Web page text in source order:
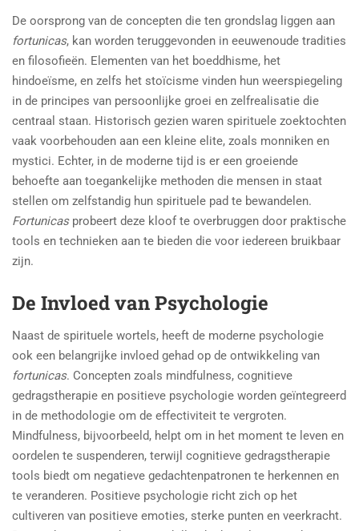
De oorsprong van de concepten die ten grondslag liggen aan
fortunicas, kan worden teruggevonden in eeuwenoude tradities
en filosofieën. Elementen van het boeddhisme, het
hindoeïsme, en zelfs het stoïcisme vinden hun weerspiegeling
in de principes van persoonlijke groei en zelfrealisatie die
centraal staan. Historisch gezien waren spirituele zoektochten
vaak voorbehouden aan een kleine elite, zoals monniken en
mystici. Echter, in de moderne tijd is er een groeiende
behoefte aan toegankelijke methoden die mensen in staat
stellen om zelfstandig hun spirituele pad te bewandelen.
Fortunicasprobeert deze kloof te overbruggen door praktische
tools en technieken aan te bieden die voor iedereen bruikbaar
zijn.
De Invloed van Psychologie
Naast de spirituele wortels, heeft de moderne psychologie
ook een belangrijke invloed gehad op de ontwikkeling van
fortunicas. Concepten zoals mindfulness, cognitieve
gedragstherapie en positieve psychologie worden geïntegreerd
in de methodologie om de effectiviteit te vergroten.
Mindfulness, bijvoorbeeld, helpt om in het moment te leven en
oordelen te suspenderen, terwijl cognitieve gedragstherapie
tools biedt om negatieve gedachtenpatronen te herkennen en
te veranderen. Positieve psychologie richt zich op het
cultiveren van positieve emoties, sterke punten en veerkracht.